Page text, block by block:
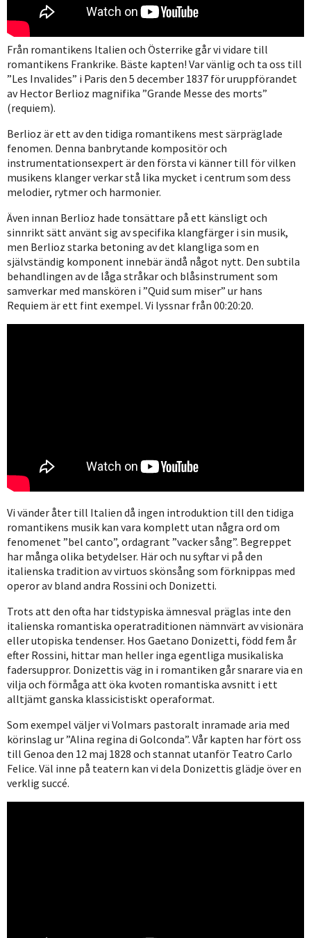
Från romantikens Italien och Österrike går vi vidare till
romantikens Frankrike. Bäste kapten! Var vänlig och ta oss till
”Les Invalides” i Paris den 5 december 1837 för uruppförandet
av Hector Berlioz magnifika ”Grande Messe des morts”
(requiem).
Berlioz är ett av den tidiga romantikens mest särpräglade
fenomen. Denna banbrytande kompositör och
instrumentationsexpert är den första vi känner till för vilken
musikens klanger verkar stå lika mycket i centrum som dess
melodier, rytmer och harmonier.
Även innan Berlioz hade tonsättare på ett känsligt och
sinnrikt sätt använt sig av specifika klangfärger i sin musik,
men Berlioz starka betoning av det klangliga som en
självständig komponent innebär ändå något nytt. Den subtila
behandlingen av de låga stråkar och blåsinstrument som
samverkar med manskören i ”Quid sum miser” ur hans
Requiem är ett fint exempel. Vi lyssnar från 00:20:20.
Vi vänder åter till Italien då ingen introduktion till den tidiga
romantikens musik kan vara komplett utan några ord om
fenomenet ”bel canto”, ordagrant ”vacker sång”. Begreppet
har många olika betydelser. Här och nu syftar vi på den
italienska tradition av virtuos skönsång som förknippas med
operor av bland andra Rossini och Donizetti.
Trots att den ofta har tidstypiska ämnesval präglas inte den
italienska romantiska operatraditionen nämnvärt av visionära
eller utopiska tendenser. Hos Gaetano Donizetti, född fem år
efter Rossini, hittar man heller inga egentliga musikaliska
fadersuppror. Donizettis väg in i romantiken går snarare via en
vilja och förmåga att öka kvoten romantiska avsnitt i ett
alltjämt ganska klassicistiskt operaformat.
Som exempel väljer vi Volmars pastoralt inramade aria med
körinslag ur ”Alina regina di Golconda”. Vår kapten har fört oss
till Genoa den 12 maj 1828 och stannat utanför Teatro Carlo
Felice. Väl inne på teatern kan vi dela Donizettis glädje över en
verklig succé.